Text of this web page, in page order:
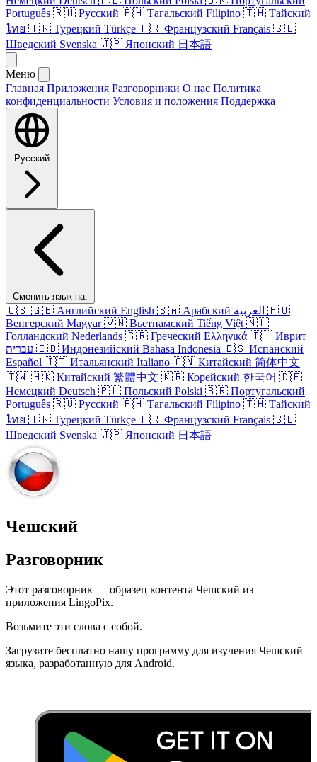
Português 🇷🇺 Русский 🇵🇭 Тагальский Filipino 🇹🇭 Тайский
ไทย 🇹🇷 Турецкий Türkçe 🇫🇷 Французский Français 🇸🇪
Шведский Svenska 🇯🇵 Японский 日本語
Меню
Главная Приложения Разговорники О нас Политика
конфиденциальности Условия и положения Поддержка
Русский
Сменить язык на:
🇺🇸 🇬🇧 Английский English 🇸🇦 Арабский العربية 🇭🇺
Венгерский Magyar 🇻🇳 Вьетнамский Tiếng Việt 🇳🇱
Голландский Nederlands 🇬🇷 Греческий Ελληνικά 🇮🇱 Иврит
עברית 🇮🇩 Индонезийский Bahasa Indonesia 🇪🇸 Испанский
Español 🇮🇹 Итальянский Italiano 🇨🇳 Китайский 简体中文
🇹🇼 🇭🇰 Китайский 繁體中文 🇰🇷 Корейский 한국어 🇩🇪
Немецкий Deutsch 🇵🇱 Польский Polski 🇧🇷 Португальский
Português 🇷🇺 Русский 🇵🇭 Тагальский Filipino 🇹🇭 Тайский
ไทย 🇹🇷 Турецкий Türkçe 🇫🇷 Французский Français 🇸🇪
Шведский Svenska 🇯🇵 Японский 日本語
Чешский
Разговорник
Этот разговорник — образец контента Чешский из
приложения LingoPix.
Возьмите эти слова с собой.
Загрузите бесплатно нашу программу для изучения Чешский
языка, разработанную для Android.